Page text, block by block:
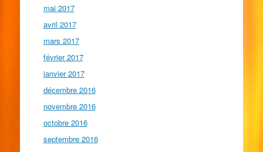
mai 2017
avril 2017
mars 2017
février 2017
janvier 2017
décembre 2016
novembre 2016
octobre 2016
septembre 2016